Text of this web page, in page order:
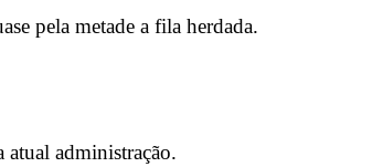
pela metade a fila herdada.
atual administração.